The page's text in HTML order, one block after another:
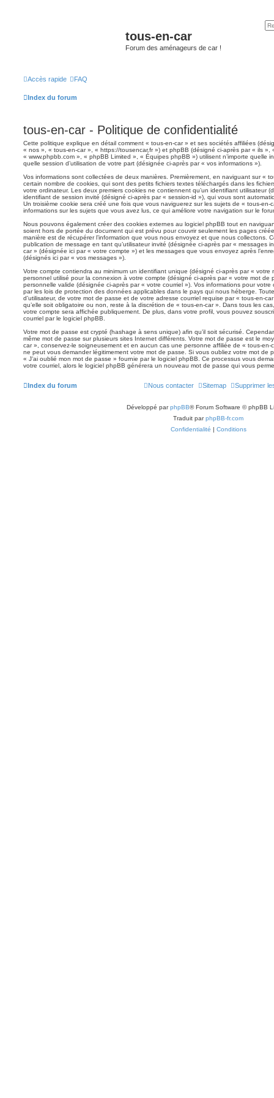
tous-en-car
Forum des aménageurs de car !
Accès rapide FAQ
Index du forum
tous-en-car - Politique de confidentialité
Cette politique explique en détail comment « tous-en-car » et ses sociétés affiliées
« nos », « tous-en-car », « https://tousencar.fr ») et phpBB (désigné ci-après par « ils
« www.phpbb.com », « phpBB Limited », « Équipes phpBB ») utilisent n’importe quelle
quelle session d’utilisation de votre part (désignée ci-après par « vos informations »).
Vos informations sont collectées de deux manières. Premièrement, en naviguant sur «
certain nombre de cookies, qui sont des petits fichiers textes téléchargés dans les
votre ordinateur. Les deux premiers cookies ne contiennent qu’un identifiant utilisateur
identifiant de session invité (désigné ci-après par « session-id »), qui vous sont
Un troisième cookie sera créé une fois que vous naviguerez sur les sujets de « tous-en-
informations sur les sujets que vous avez lus, ce qui améliore votre navigation sur le
Nous pouvons également créer des cookies externes au logiciel phpBB tout en
soient hors de portée du document qui est prévu pour couvrir seulement les pages
manière est de récupérer l’information que vous nous envoyez et que nous collectons.
publication de message en tant qu’utilisateur invité (désignée ci-après par « messages
car » (désignée ici par « votre compte ») et les messages que vous envoyez après
(désignés ici par « vos messages »).
Votre compte contiendra au minimum un identifiant unique (désigné ci-après par « votre
personnel utilisé pour la connexion à votre compte (désigné ci-après par « votre mot de
personnelle valide (désignée ci-après par « votre courriel »). Vos informations pour
par les lois de protection des données applicables dans le pays qui nous héberge.
d’utilisateur, de votre mot de passe et de votre adresse courriel requise par « tous-en-
qu’elle soit obligatoire ou non, reste à la discrétion de « tous-en-car ». Dans tous les
votre compte sera affichée publiquement. De plus, dans votre profil, vous pouvez
courriel par le logiciel phpBB.
Votre mot de passe est crypté (hashage à sens unique) afin qu’il soit sécurisé.
même mot de passe sur plusieurs sites Internet différents. Votre mot de passe est le
car », conservez-le soigneusement et en aucun cas une personne affiliée de « tous-en-
ne peut vous demander légitimement votre mot de passe. Si vous oubliez votre mot de
« J’ai oublié mon mot de passe » fournie par le logiciel phpBB. Ce processus vous
votre courriel, alors le logiciel phpBB générera un nouveau mot de passe qui vous
Index du forum Supprimer
Sitemap
Nous contacter
Développé parphpBB® Forum Software © phpBB
Traduit parphpBB-fr.com
Confidentialité | Conditions